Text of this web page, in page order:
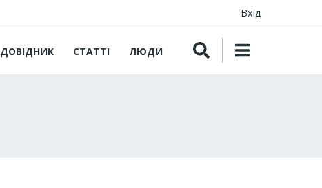
Вхід
ДОВІДНИК СТАТТІ ЛЮДИ